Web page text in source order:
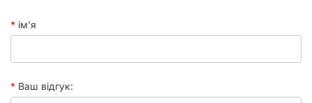
ім'я
Ваш відгук: